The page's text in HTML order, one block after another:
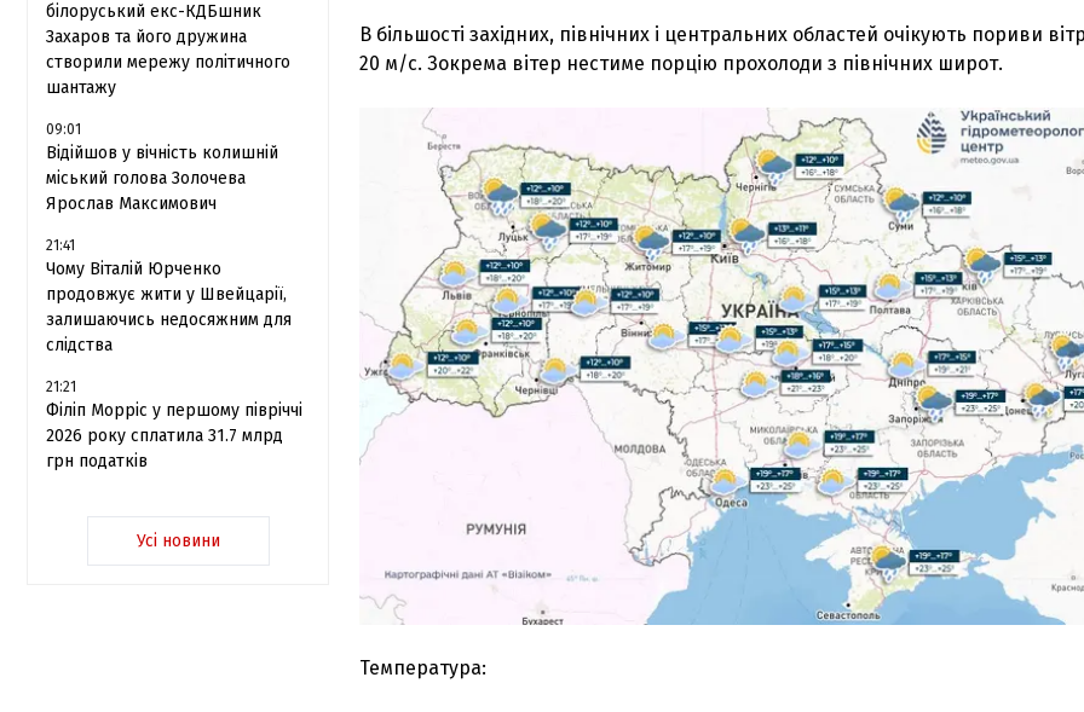
білоруський екс-КДБшник
Захаров та його дружина
створили мережу політичного
шантажу
09:01
Відійшов у вічність колишній
міський голова Золочева
Ярослав Максимович
21:41
Чому Віталій Юрченко
продовжує жити у Швейцарії,
залишаючись недосяжним для
слідства
21:21
Філіп Морріс у першому півріччі
2026 року сплатила 31.7 млрд
грн податків
Усі новини
В більшості західних, північних і центральних областей очікують пориви
20 м/с. Зокрема вітер нестиме порцію прохолоди з північних широт.
Температура: